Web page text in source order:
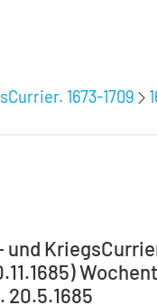
1673-1709
20.5.1685